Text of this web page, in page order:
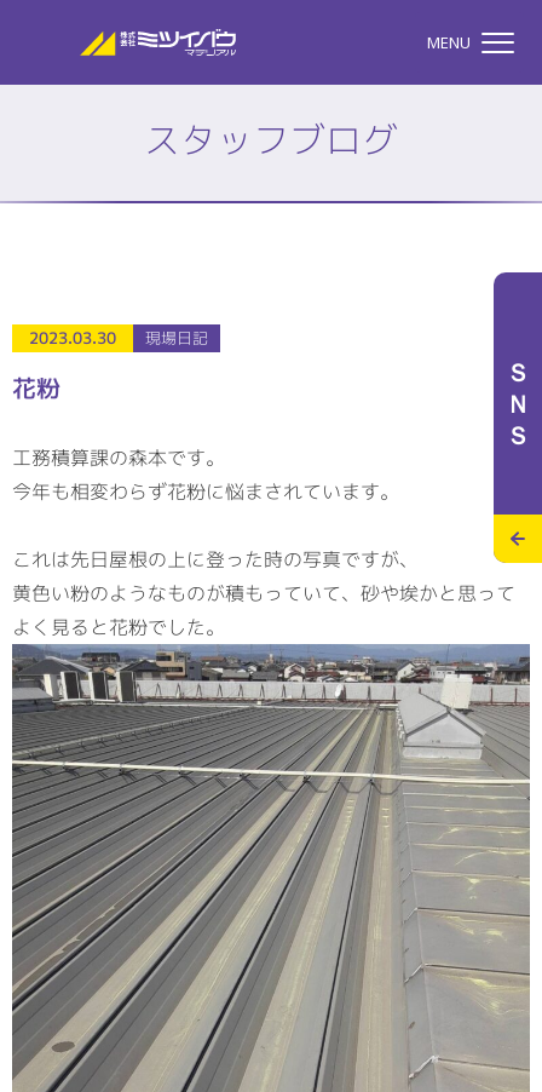
株式会社ミツイバウマテリア
MENU
私たちのこと
施工実績
お問合せ 個人情報の保護
>
メディアポリシー
RECRUITサイト
ＳＮＳ
スタッフブログ
2023.03.30 現場日記
花粉
工務積算課の森本です。
今年も相変わらず花粉に悩まされています。
これは先日屋根の上に登った時の写真ですが、
黄色い粉のようなものが積もっていて、砂や埃かと思って
よく見ると花粉でした。